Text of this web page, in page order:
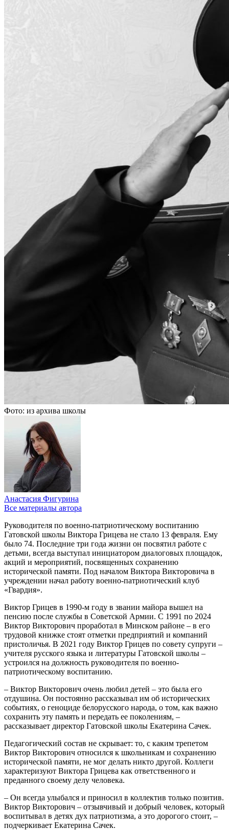
Фото: из архива школы
Анастасия Фигурина
Все материалы автора
Руководителя по военно-патриотическому воспитанию
Гатовской школы Виктора Грицева не стало 13 февраля. Ему
было 74. Последние три года жизни он посвятил работе с
детьми, всегда выступал инициатором диалоговых площадок,
акций и мероприятий, посвященных сохранению
исторической памяти. Под началом Виктора Викторовича в
учреждении начал работу военно-патриотический клуб
«Гвардия».
Виктор Грицев в 1990-м году в звании майора вышел на
пенсию после службы в Советской Армии. С 1991 по 2024
Виктор Викторович проработал в Минском районе – в его
трудовой книжке стоят отметки предприятий и компаний
пристоличья. В 2021 году Виктор Грицев по совету супруги –
учителя русского языка и литературы Гатовской школы –
устроился на должность руководителя по военно-
патриотическому воспитанию.
– Виктор Викторович очень любил детей – это была его
отдушина. Он постоянно рассказывал им об исторических
событиях, о геноциде белорусского народа, о том, как важно
сохранить эту память и передать ее поколениям, –
рассказывает директор Гатовской школы Екатерина Сачек.
Педагогический состав не скрывает: то, с каким трепетом
Виктор Викторович относился к школьникам и сохранению
исторической памяти, не мог делать никто другой. Коллеги
характеризуют Виктора Грицева как ответственного и
преданного своему делу человека.
– Он всегда улыбался и приносил в коллектив только позитив.
Виктор Викторович – отзывчивый и добрый человек, который
воспитывал в детях дух патриотизма, а это дорогого стоит, –
подчеркивает Екатерина Сачек.